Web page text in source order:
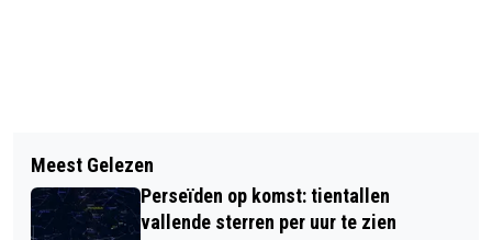
HET NIEUWE JAAR INLUIDEN IN DE
IJSKOUDE AMSTEL
RUIM 700 MELDINGEN
VUURWERKOVERLAST IN
Meest Gelezen
Perseïden op komst: tientallen
vallende sterren per uur te zien